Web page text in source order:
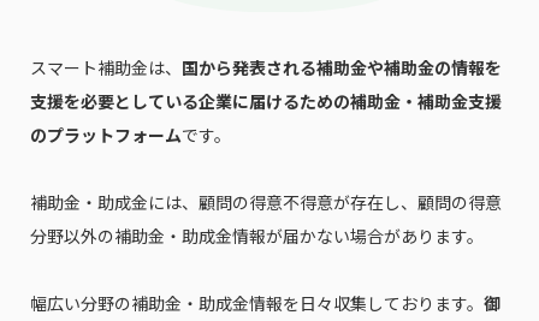
スマート補助金は、 国から発表される補助金や補助金の情報を
支援を必要としている企業に届けるための補助金・補助金支援
のプラットフォームです。
補助金・助成金には、顧問の得意不得意が存在し、顧問の得意
分野以外の補助金・助成金情報が届かない場合があります。
幅広い分野の補助金・助成金情報を日々収集しております。 御